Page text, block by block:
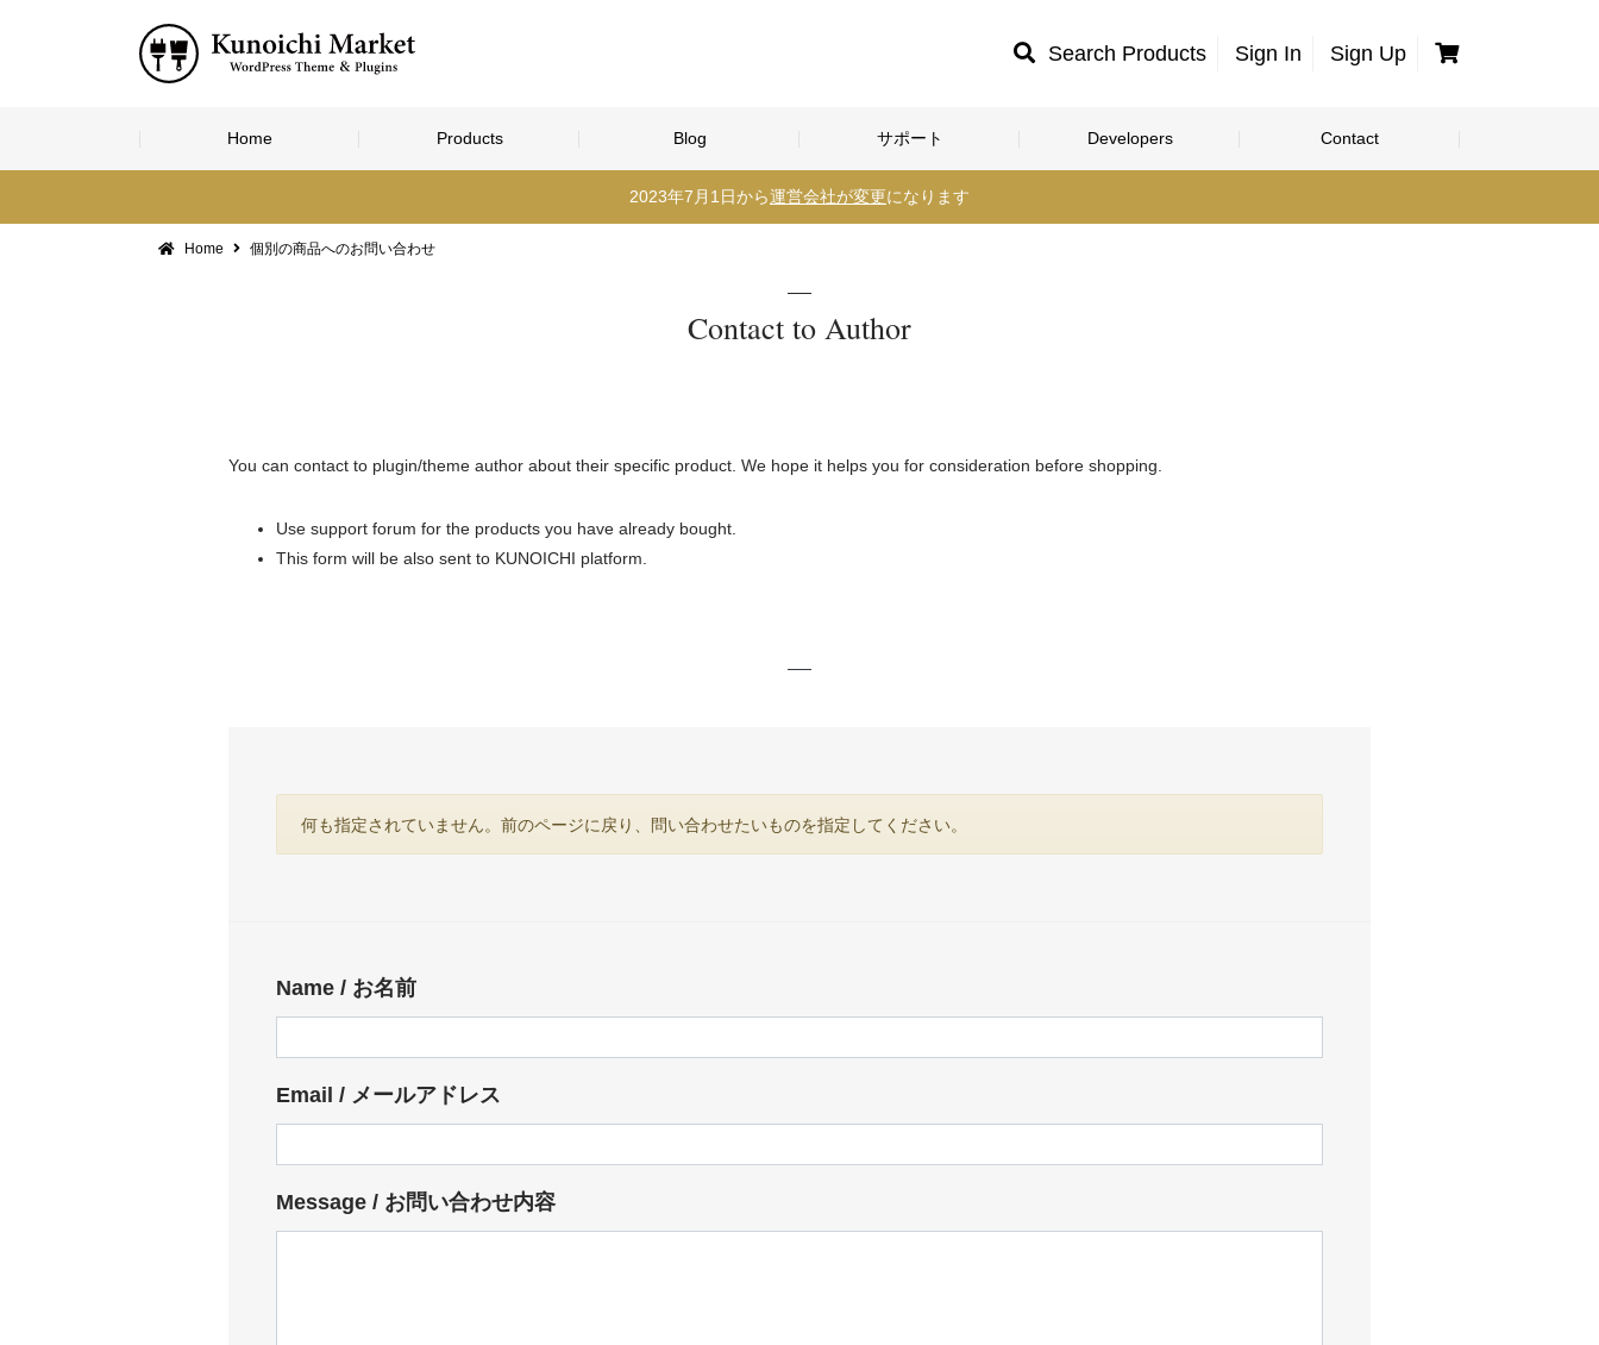
content
Search Products Sign In Sign Up Cart
Home Products Blog サポート Developers Contact
2023年7月1日から運営会社が変更になります
Home 個別の商品へのお問い合わせ
Contact to Author
You can contact to plugin/theme author about their specific product. We hope it helps you for consideration before shopping.
Use support forum for the products you have already bought.
This form will be also sent to KUNOICHI platform.
何も指定されていません。前のページに戻り、問い合わせたいものを指定してください。
Name / お名前
Email / メールアドレス
Message / お問い合わせ内容